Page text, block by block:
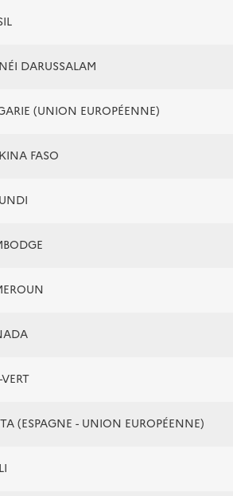
DARUSSALAM
(UNION EUROPÉENNE)
FASO
(ESPAGNE - UNION EUROPÉENNE)